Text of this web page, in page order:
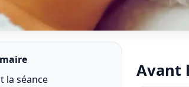
la séance
Avant